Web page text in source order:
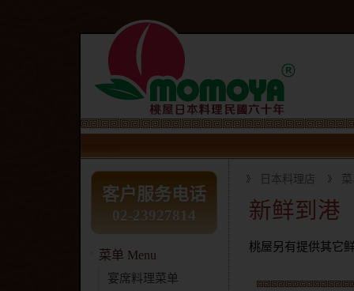
客户服务电话
02-23927814
菜单 Menu
宴席料理菜单
日本料理店
新鲜到港
桃屋另有提供其它